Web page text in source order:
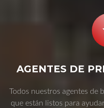
AGENTES DE
Todos nuestros agentes de
que están listos para